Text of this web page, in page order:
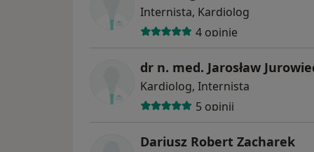
Internista, Kardiolog
4 opinie
dr n. med. Jarosław
Kardiolog, Internista
5 opinii
Dariusz Robert Zacharek